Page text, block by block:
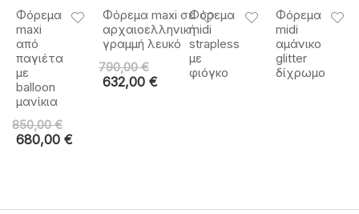
Φόρεμα
maxi
από
παγιέτα
με
balloon
μανίκια
850,00€
680,00 €
Φόρεμα maxi σε
αρχαιοελληνική
γραμμή λευκό
790,00€
632,00€
Φόρεμα
midi
strapless
με
φιόγκο
Φόρεμα
midi
αμάνικο
glitter
δίχρωμο